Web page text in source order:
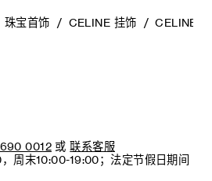
珠宝首饰 CELINE 挂饰 CELINE金
0012 或 联系客服
周末10:00-19:00；法定节假日期间